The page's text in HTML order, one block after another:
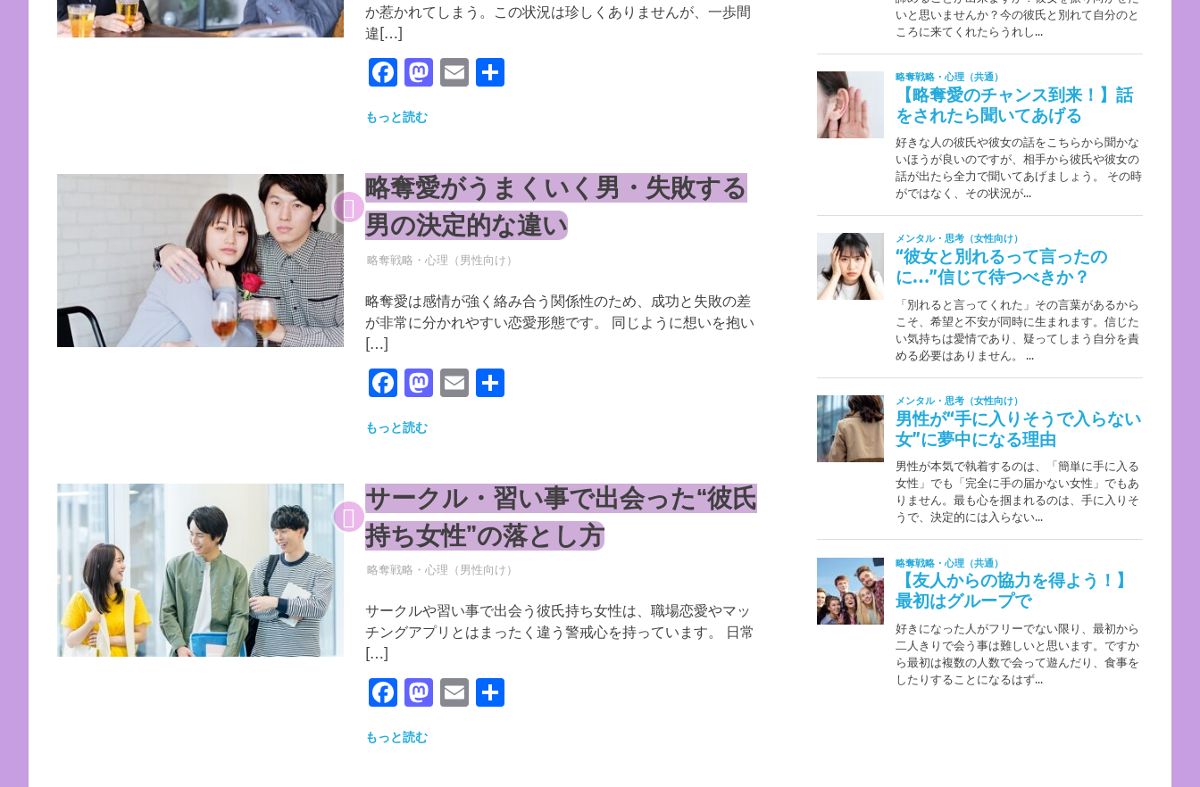
か惹かれてしまう。この状況は珍しくありませんが、一歩間
違[…]
Facebook
Mastodon
Email
共
もっと読む
略奪愛がうまくいく男・失敗する
男の決定的な違い
2026年5月15日
YYYPRO
略奪戦略・心理（男性向け）
略奪愛は感情が強く絡み合う関係性のため、成功と失敗の差
が非常に分かれやすい恋愛形態です。 同じように想いを抱い
[…]
Facebook
Mastodon
Email
共
もっと読む
サークル・習い事で出会った“彼氏
持ち女性”の落とし方
2026年5月15日
YYYPRO
略奪戦略・心理（男性向け）
サークルや習い事で出会う彼氏持ち女性は、職場恋愛やマッ
チングアプリとはまったく違う警戒心を持っています。 日常
[…]
Facebook
Mastodon
Email
共
もっと読む